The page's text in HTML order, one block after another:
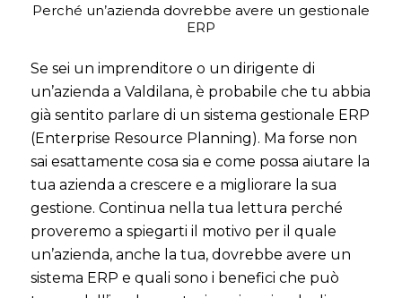
Perché un’azienda dovrebbe avere un gestionale
ERP
Se sei un imprenditore o un dirigente di
un’azienda a Valdilana, è probabile che tu abbia
già sentito parlare di un sistema gestionale ERP
(Enterprise Resource Planning). Ma forse non
sai esattamente cosa sia e come possa aiutare la
tua azienda a crescere e a migliorare la sua
gestione. Continua nella tua lettura perché
proveremo a spiegarti il motivo per il quale
un’azienda, anche la tua, dovrebbe avere un
sistema ERP e quali sono i benefici che può